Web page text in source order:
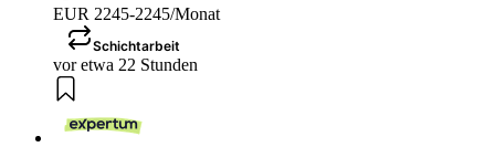
EUR 2245-2245/Monat
Schichtarbeit
vor etwa 22 Stunden